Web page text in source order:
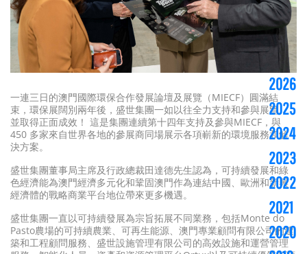
一連三日的澳門國際環保合作發展論壇及展覽（MIECF）圓滿結
束，環保展闊別兩年後，盛世集團一如以往全力支持和參與展覽，
並取得正面成效！ 這是集團連續第十四年支持及參與MIECF，與
450 多家來自世界各地的參展商同場展示各項嶄新的環境服務和解
決方案。
盛世集團董事局主席及行政總裁田達德先生認為，可持續發展和綠
色經濟能為澳門經濟多元化和鞏固澳門作為連結中國、歐洲和新興
經濟體的戰略商業平台地位帶來更多機遇。
盛世集團一直以可持續發展為宗旨拓展不同業務，包括Monte do
Pasto農場的可持續農業、可再生能源、澳門專業顧問有限公司的建
築和工程顧問服務、盛世設施管理有限公司的高效設施和運營管理
2026
2025
2024
2023
2022
2021
2020